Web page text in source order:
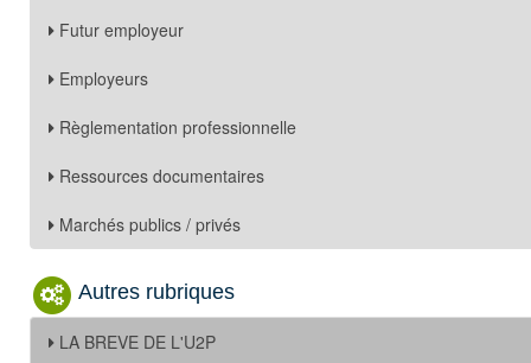
Futur employeur
Employeurs
Règlementation professionnelle
Ressources documentaires
Marchés publics / privés
Autres rubriques
LA BREVE DE L'U2P